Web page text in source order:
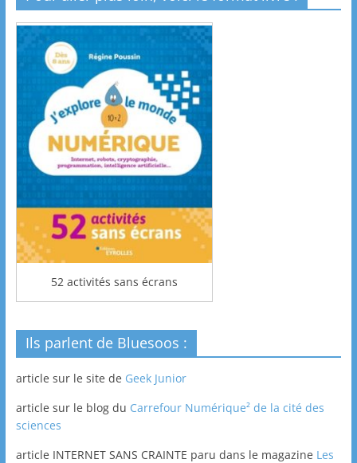
52 activités sans écrans
Ils parlent de Bluesoos :
article sur le site de Geek Junior
article sur le blog du Carrefour Numérique² de la cité des
sciences
article INTERNET SANS CRAINTE paru dans le magazine Les